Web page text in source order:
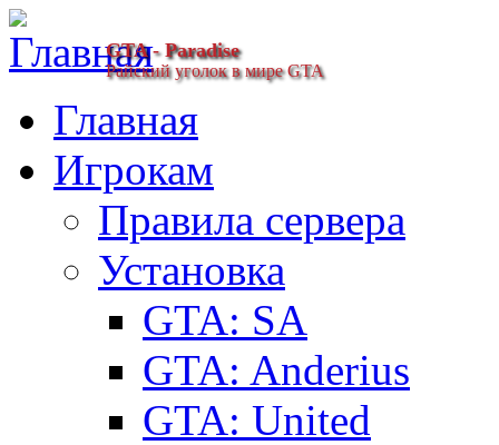
GTA - Paradise
Райский уголок в мире GTA
Главная
Игрокам
Правила сервера
Установка
GTA: SA
GTA: Anderius
GTA: United